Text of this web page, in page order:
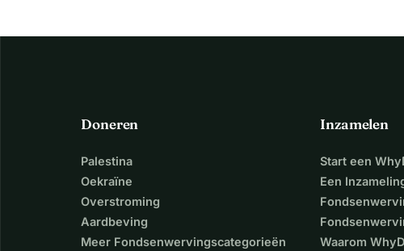
Doneren
Palestina
Oekraïne
Overstroming
Aardbeving
Meer Fondsenwervingscategorieën
Inzamelen
Start een
Een
Waarom